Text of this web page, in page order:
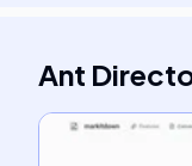
Ant